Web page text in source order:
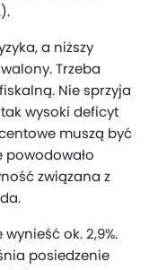
a niższy
Trzeba
Nie sprzyja
wysoki deficyt
muszą być
powodowało
związana z
ok. 2,9%.
posiedzenie